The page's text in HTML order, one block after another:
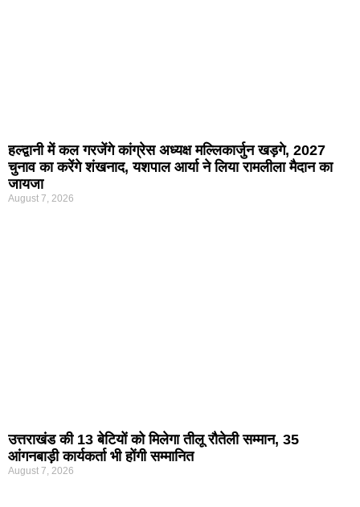
हल्द्वानी में कल गरजेंगे कांग्रेस अध्यक्ष मल्लिकार्जुन खड़गे, 2027
चुनाव का करेंगे शंखनाद, यशपाल आर्या ने लिया रामलीला मैदान का
जायजा
August 7, 2026
उत्तराखंड की 13 बेटियों को मिलेगा तीलू रौतेली सम्मान, 35
आंगनबाड़ी कार्यकर्ता भी होंगी सम्मानित
August 7, 2026